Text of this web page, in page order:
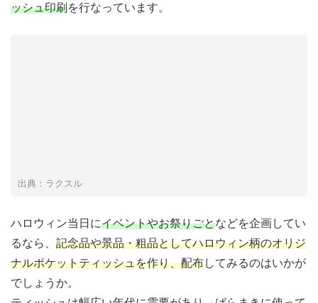
ッシュ印刷を行なっています。
出典：ラクスル
ハロウィン当日にイベントやお祭りごとなどを企画してい
るなら、 記念品や景品・粗品としてハロウィン柄のオリジ
ナルポケットティッシュを作り、配布してみるのはいかが
でしょうか。